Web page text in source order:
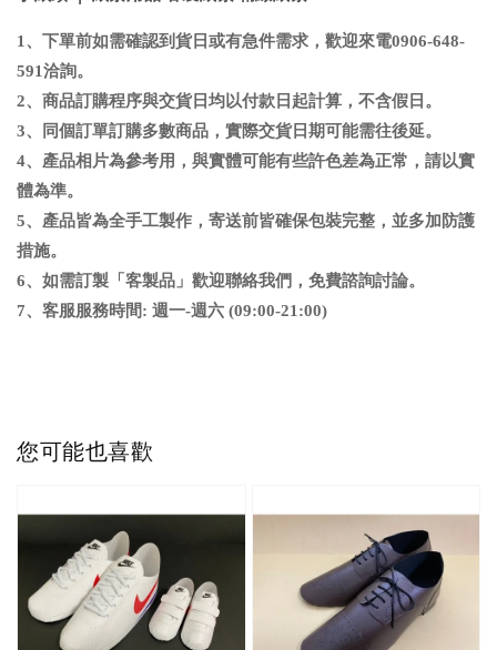
1、下單前如需確認到貨日或有急件需求，歡迎來電0906-648-
591洽詢。
2、商品訂購程序與交貨日均以付款日起計算，不含假日 。
3、同個訂單訂購多數商品，實際交貨日期可能需往後延。
4、 產品相片為參考用，與實體可能有些許色差為正常，請以實
體為準。
5、 產品皆為全手工製作，寄送前皆確保包裝完整，並多加防護
措施。
6、 如需訂製「客製品」歡迎聯絡我們，免費諮詢討論。
7、客服服務時間: 週一-週六 (09:00-21:00)
您可能也喜歡